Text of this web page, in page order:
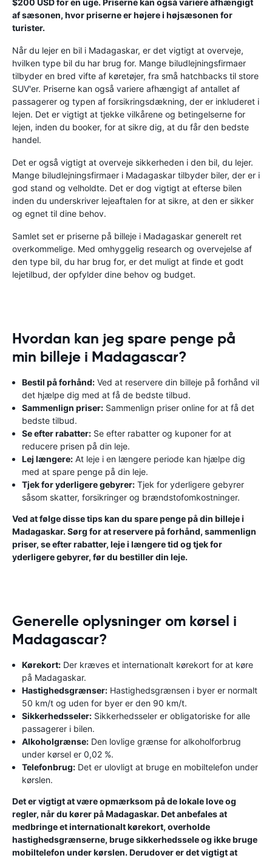
$200 USD for en uge. Priserne kan også variere afhængigt
af sæsonen, hvor priserne er højere i højsæsonen for
turister.
Når du lejer en bil i Madagaskar, er det vigtigt at overveje,
hvilken type bil du har brug for. Mange biludlejningsfirmaer
tilbyder en bred vifte af køretøjer, fra små hatchbacks til store
SUV'er. Priserne kan også variere afhængigt af antallet af
passagerer og typen af ​​forsikringsdækning, der er inkluderet i
lejen. Det er vigtigt at tjekke vilkårene og betingelserne for
lejen, inden du booker, for at sikre dig, at du får den bedste
handel.
Det er også vigtigt at overveje sikkerheden i den bil, du lejer.
Mange biludlejningsfirmaer i Madagaskar tilbyder biler, der er i
god stand og velholdte. Det er dog vigtigt at efterse bilen
inden du underskriver lejeaftalen for at sikre, at den er sikker
og egnet til dine behov.
Samlet set er priserne på billeje i Madagaskar generelt ret
overkommelige. Med omhyggelig research og overvejelse af
den type bil, du har brug for, er det muligt at finde et godt
lejetilbud, der opfylder dine behov og budget.
Hvordan kan jeg spare penge på
min billeje i Madagascar?
Bestil på forhånd: Ved at reservere din billeje på forhånd vil
det hjælpe dig med at få de bedste tilbud.
Sammenlign priser: Sammenlign priser online for at få det
bedste tilbud.
Se efter rabatter: Se efter rabatter og kuponer for at
reducere prisen på din leje.
Lej længere: At leje i en længere periode kan hjælpe dig
med at spare penge på din leje.
Tjek for yderligere gebyrer: Tjek for yderligere gebyrer
såsom skatter, forsikringer og brændstofomkostninger.
Ved at følge disse tips kan du spare penge på din billeje i
Madagaskar. Sørg for at reservere på forhånd, sammenlign
priser, se efter rabatter, leje i længere tid og tjek for
yderligere gebyrer, før du bestiller din leje.
Generelle oplysninger om kørsel i
Madagascar?
Kørekort: Der kræves et internationalt kørekort for at køre
på Madagaskar.
Hastighedsgrænser: Hastighedsgrænsen i byer er normalt
50 km/t og uden for byer er den 90 km/t.
Sikkerhedsseler: Sikkerhedsseler er obligatoriske for alle
passagerer i bilen.
Alkoholgrænse: Den lovlige grænse for alkoholforbrug
under kørsel er 0,02 %.
Telefonbrug: Det er ulovligt at bruge en mobiltelefon under
kørslen.
Det er vigtigt at være opmærksom på de lokale love og
regler, når du kører på Madagaskar. Det anbefales at
medbringe et internationalt kørekort, overholde
hastighedsgrænserne, bruge sikkerhedssele og ikke bruge
mobiltelefon under kørslen. Derudover er det vigtigt at